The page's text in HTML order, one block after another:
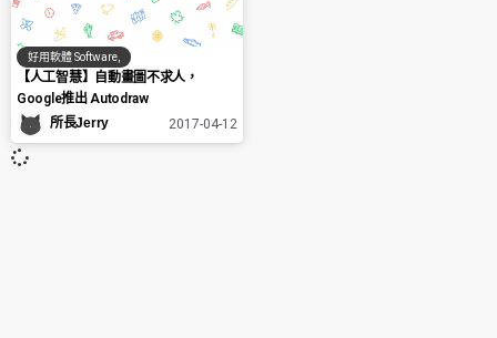
好用軟體 Software
【人工智慧】自動畫圖不求人，
Google推出 Autodraw
所長Jerry
2017-04-12